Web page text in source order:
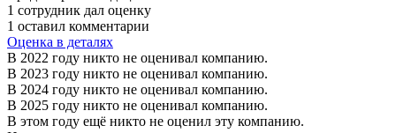
1 сотрудник дал оценку
1 оставил комментарии
Оценка в деталях
В 2022 году никто не оценивал компанию.
В 2023 году никто не оценивал компанию.
В 2024 году никто не оценивал компанию.
В 2025 году никто не оценивал компанию.
В этом году ещё никто не оценил эту компанию.